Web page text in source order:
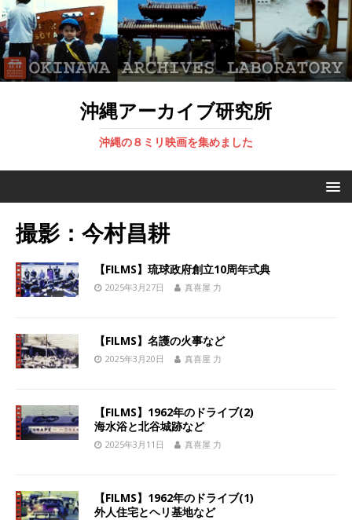
沖縄アーカイブ研究所
沖縄の８ミリ映画を集めました
撮影：今村昌耕
【FILMS】琉球政府創立10周年式典
2025年3月27日 真喜屋 力
【FILMS】名護の火事など
2025年3月20日 真喜屋 力
【FILMS】1962年のドライブ(2)
海水浴と北谷城跡など
2025年3月11日 真喜屋 力
【FILMS】1962年のドライブ(1)
外人住宅とヘリ基地など